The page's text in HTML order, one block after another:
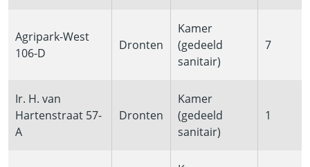
Agripark-West
106-D
Dronten
Kamer
(gedeeld
sanitair)
7
Ir. H. van
Hartenstraat 57-
A
Dronten
Kamer
(gedeeld
sanitair)
1